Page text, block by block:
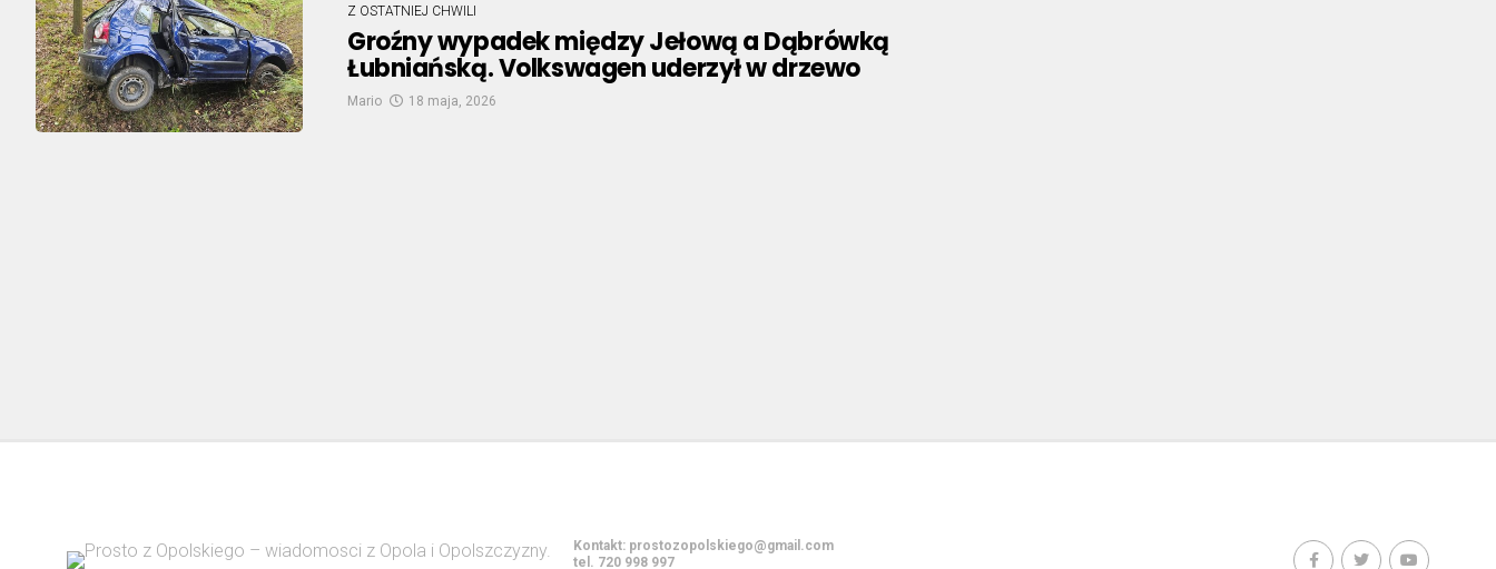
Z OSTATNIEJ CHWILI
Groźny wypadek między Jełową a Dąbrówką
Łubniańską. Volkswagen uderzył w drzewo
Mario 18 maja, 2026
Kontakt: prostozopolskiego@gmail.com
tel. 720 998 997